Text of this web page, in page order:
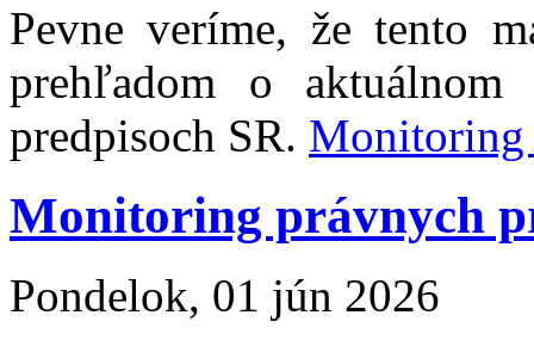
Pevne veríme, že tento
prehľadom o
predpisoch SR. Monitoring
Monitoring právnych
Pondelok, 01 jún 2026